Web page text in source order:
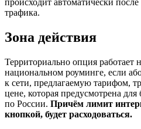
происходит автоматически
трафика.
Зона действия
Территориально опция работает
национальном роуминге, если
к сети, предлагаемую тарифом,
цене, которая предусмотрена
по России. Причём лимит
кнопкой, будет расходоваться.